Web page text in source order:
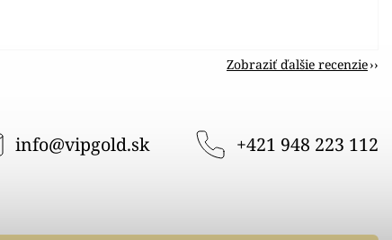
Zobraziť ďalšie recenzie
info@vipgold.sk +421 948 223 112